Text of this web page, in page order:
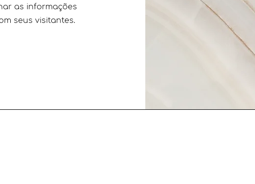
as informações
seus visitantes.